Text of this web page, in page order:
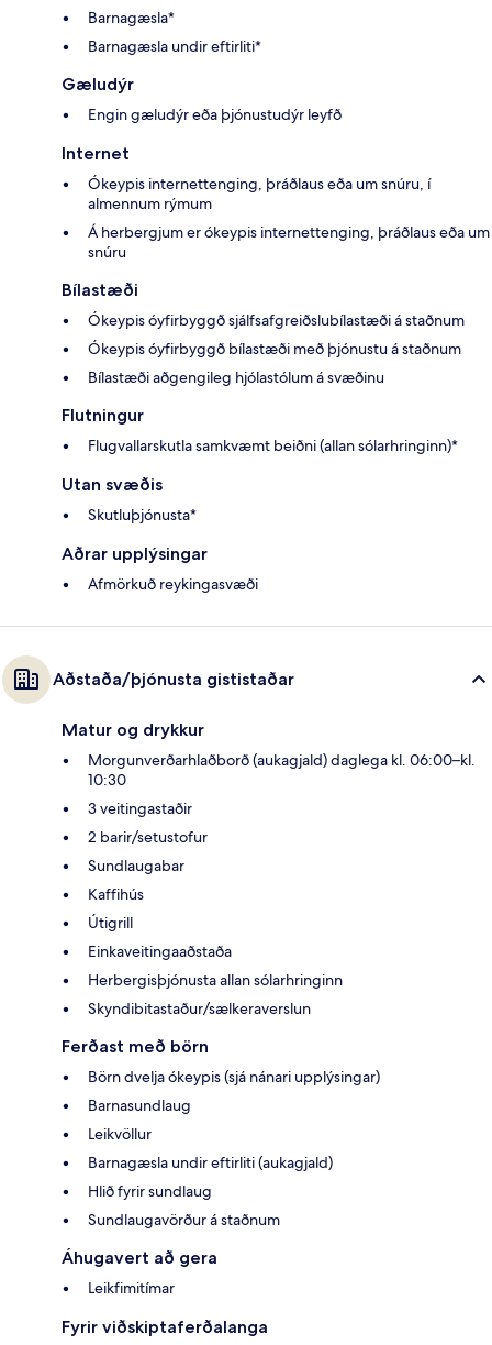
Barnagæsla*
Barnagæsla undir eftirliti*
Gæludýr
Engin gæludýr eða þjónustudýr leyfð
Internet
Ókeypis internettenging, þráðlaus eða um snúru, í
almennum rýmum
Á herbergjum er ókeypis internettenging, þráðlaus eða um
snúru
Bílastæði
Ókeypis óyfirbyggð sjálfsafgreiðslubílastæði á staðnum
Ókeypis óyfirbyggð bílastæði með þjónustu á staðnum
Bílastæði aðgengileg hjólastólum á svæðinu
Flutningur
Flugvallarskutla samkvæmt beiðni (allan sólarhringinn)*
Utan svæðis
Skutluþjónusta*
Aðrar upplýsingar
Afmörkuð reykingasvæði
Aðstaða/þjónusta gististaðar
Matur og drykkur
Morgunverðarhlaðborð (aukagjald) daglega kl. 06:00–kl.
10:30
3 veitingastaðir
2 barir/setustofur
Sundlaugabar
Kaffihús
Útigrill
Einkaveitingaaðstaða
Herbergisþjónusta allan sólarhringinn
Skyndibitastaður/sælkeraverslun
Ferðast með börn
Börn dvelja ókeypis (sjá nánari upplýsingar)
Barnasundlaug
Leikvöllur
Barnagæsla undir eftirliti (aukagjald)
Hlið fyrir sundlaug
Sundlaugavörður á staðnum
Áhugavert að gera
Leikfimitímar
Fyrir viðskiptaferðalanga